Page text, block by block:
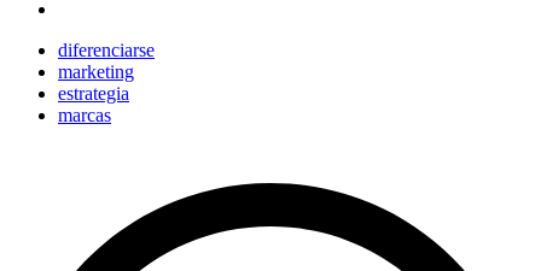
diferenciarse
marketing
estrategia
marcas